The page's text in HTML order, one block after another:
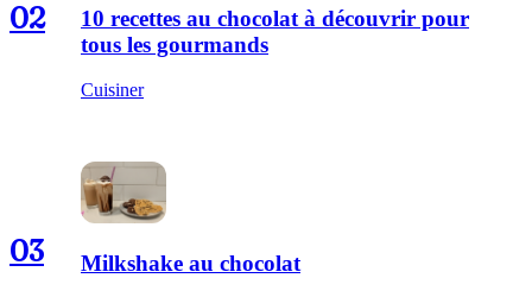
02
10 recettes au chocolat à découvrir pour
tous les gourmands
Cuisiner
03 Milkshake au chocolat